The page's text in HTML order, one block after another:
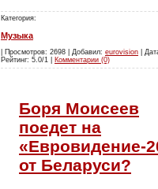
Категория:
Музыка
| Просмотров: 2698 | Добавил: eurovision |
Рейтинг: 5.0/1 | Комментарии (0)
Боря Моисеев
поедет на
«Евровидение-
от Беларуси?